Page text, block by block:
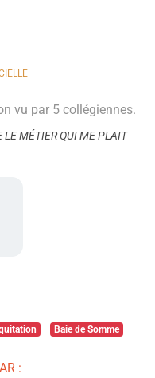
vu par 5 collégiennes.
MÉTIER QUI ME PLAIT
Baie de Somme
: